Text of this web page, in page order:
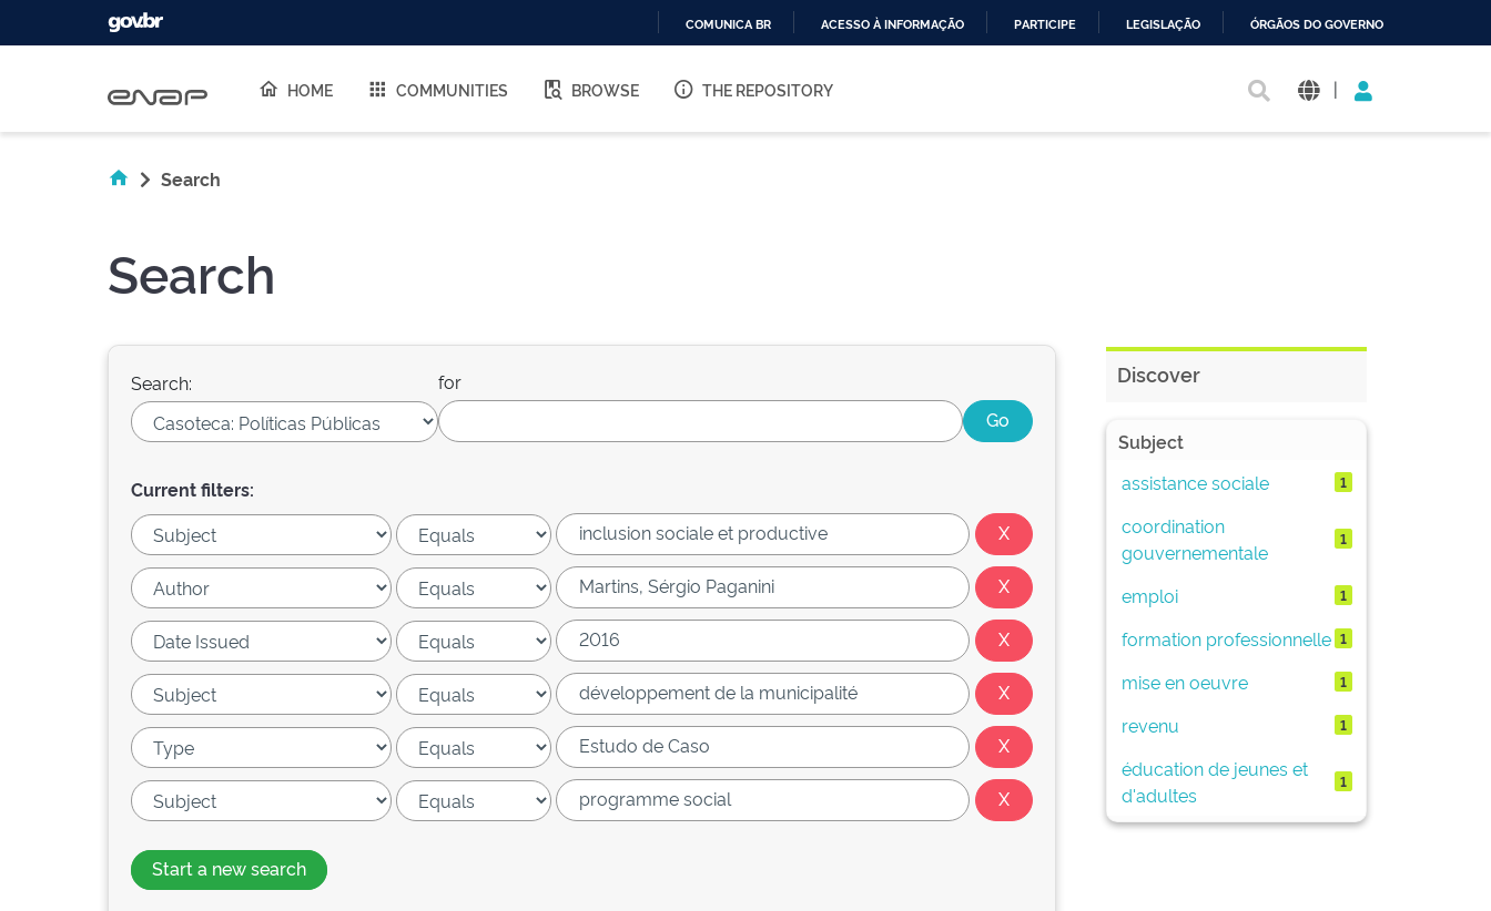
O
COMUNICA BR ACESSO À INFORMAÇÃO PARTICIPE LEGISLAÇÃO ÓRGÃOS DO GOVERNO
HOME COMMUNITIES BROWSE THE REPOSITORY |
Search
Search
Search: for
Current filters:
Start a new search
Discover
Subject
assistance sociale
1
coordination
gouvernementale
1
emploi 1
formation professionnelle 1
mise en oeuvre 1
revenu 1
éducation de jeunes et
d'adultes
1